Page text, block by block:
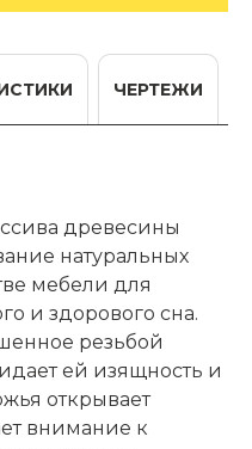
ЧЕРТЕЖИ
древесины
натуральных
мебели для
и здорового сна.
резьбой
ей изящность и
открывает
внимание к